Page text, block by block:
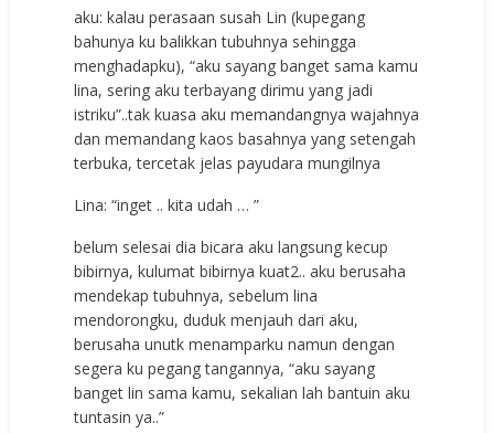
aku: kalau perasaan susah Lin (kupegang
bahunya ku balikkan tubuhnya sehingga
menghadapku), “aku sayang banget sama kamu
lina, sering aku terbayang dirimu yang jadi
istriku”..tak kuasa aku memandangnya wajahnya
dan memandang kaos basahnya yang setengah
terbuka, tercetak jelas payudara mungilnya
Lina: “inget .. kita udah … ”
belum selesai dia bicara aku langsung kecup
bibirnya, kulumat bibirnya kuat2.. aku berusaha
mendekap tubuhnya, sebelum lina
mendorongku, duduk menjauh dari aku,
berusaha unutk menamparku namun dengan
segera ku pegang tangannya, “aku sayang
banget lin sama kamu, sekalian lah bantuin aku
tuntasin ya..”